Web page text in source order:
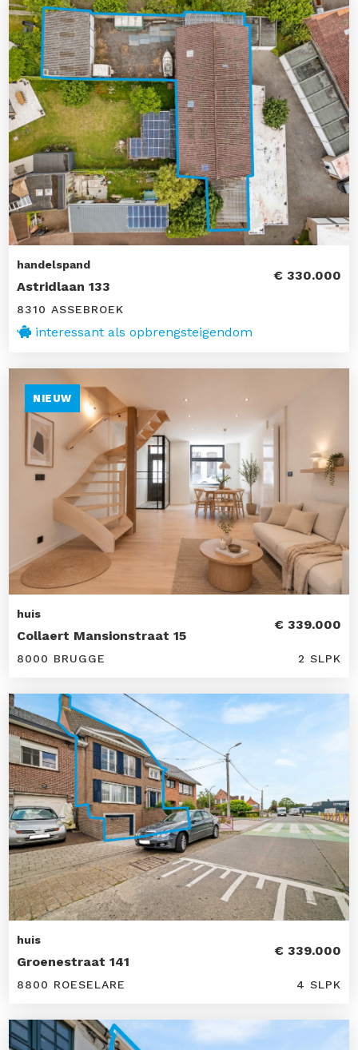
handelspand
Astridlaan 133
€ 330.000
8310 ASSEBROEK
interessant als opbrengsteigendom
NIEUW
huis
Collaert Mansionstraat 15
€ 339.000
8000 BRUGGE 2 SLPK
huis
Groenestraat 141
€ 339.000
8800 ROESELARE 4 SLPK